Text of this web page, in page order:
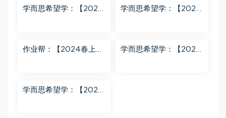
学而思希望学：【2024
学而思希望学：【2023
作业帮：【2024春上】
学而思希望学：【2024
学而思希望学：【2023